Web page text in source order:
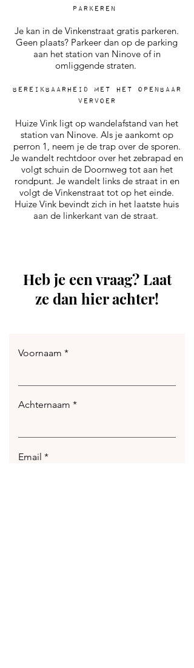
Parkeren
Je kan in de Vinkenstraat gratis parkeren.
Geen plaats? Parkeer dan op de parking
aan het station van Ninove of in
omliggende straten.
bereikbaarheid met het openbaar
vervoer
Huize Vink ligt op wandelafstand van het
station van Ninove. Als je aankomt op
perron 1, neem je de trap over de sporen.
Je wandelt rechtdoor over het zebrapad en
volgt schuin de Doornweg tot aan het
rondpunt. Je wandelt links de straat in en
volgt de Vinkenstraat tot op het einde.
Huize Vink bevindt zich in het laatste huis
aan de linkerkant van de straat.
Heb je een vraag? Laat
ze dan hier achter!
Voornaam
Achternaam
Email